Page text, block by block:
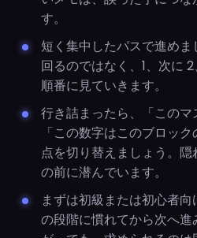
す。
短く集中したパスで進め
回るのではなく、1、次に
順番に見ていきます。
行き詰まったら、「この
「この数字はこのブロッ
点を切り替えましょう。
の前に潜んでいます。
まずは初級または初心者
の段階に慣れてから次へ